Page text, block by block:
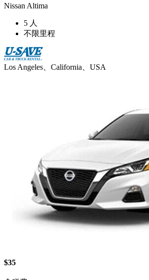
Nissan Altima
5 人
不限里程
Los Angeles、California、USA
$35